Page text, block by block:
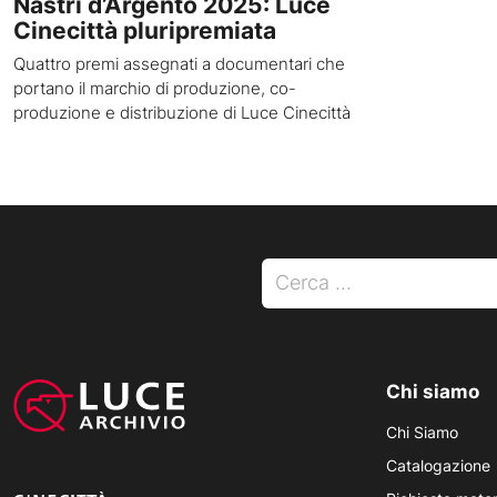
Cinecittà pluripremiata
Quattro premi assegnati a documentari che
portano il marchio di produzione, co-
produzione e distribuzione di Luce Cinecittà
Ricerca per:
Chi siamo
Chi Siamo
Catalogazione